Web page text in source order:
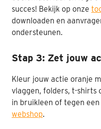
succes! Bekijk op onze
downloaden en
ondersteunen.
Stap 3: Zet jouw
Kleur jouw actie oranje
vlaggen, folders, t-shirts
in bruikleen of tegen
webshop.